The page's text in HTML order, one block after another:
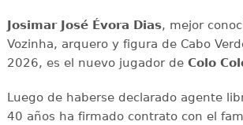
Josimar José Évora Dias, mejor
Vozinha, arquero y figura de Cabo
2026, es el nuevo jugador de Colo
Luego de haberse declarado agente
40 años ha firmado contrato con el